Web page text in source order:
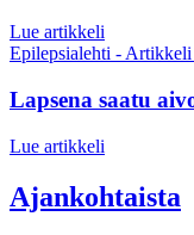
Lue artikkeli
Epilepsialehti - Artikkeli
Lapsena saatu
Lue artikkeli
Ajankohtaista